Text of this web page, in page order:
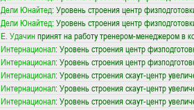
Дели Юнайтед: Уровень строения центр
Дели Юнайтед: Уровень строения центр
Е. Удачинпринят на работу тренером-менеджером в
Интернационал: Уровень строения центр
Интернационал: Уровень строения центр
Интернационал: Уровень строения скаут-центр
Интернационал: Уровень строения скаут-центр
Интернационал: Уровень строения скаут-центр